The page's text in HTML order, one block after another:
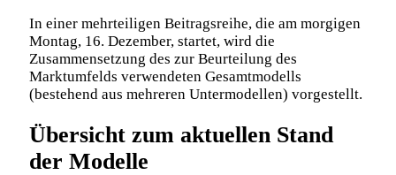
In einer mehrteiligen Beitragsreihe, die am morgigen
Montag, 16. Dezember, startet, wird die
Zusammensetzung des zur Beurteilung des
Marktumfelds verwendeten Gesamtmodells
(bestehend aus mehreren Untermodellen) vorgestellt.
Übersicht zum aktuellen Stand
der Modelle